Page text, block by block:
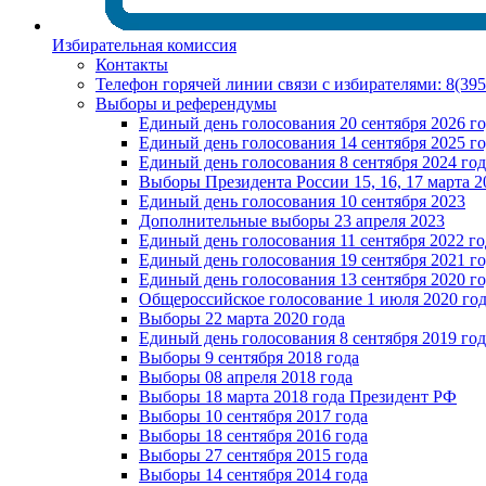
Избирательная комиссия
Контакты
Телефон горячей линии связи с избирателями:
Выборы и референдумы
Единый день голосования 20 сентября 2026
Единый день голосования 14 сентября 2025
Единый день голосования 8 сентября 2024
Выборы Президента России 15, 16, 17 марта
Единый день голосования 10 сентября 2023
Дополнительные выборы 23 апреля 2023
Единый день голосования 11 сентября 2022
Единый день голосования 19 сентября 2021
Единый день голосования 13 сентября 2020
Общероссийское голосование 1 июля 2020
Выборы 22 марта 2020 года
Единый день голосования 8 сентября 2019
Выборы 9 сентября 2018 года
Выборы 08 апреля 2018 года
Выборы 18 марта 2018 года Президент РФ
Выборы 10 сентября 2017 года
Выборы 18 сентября 2016 года
Выборы 27 сентября 2015 года
Выборы 14 сентября 2014 года